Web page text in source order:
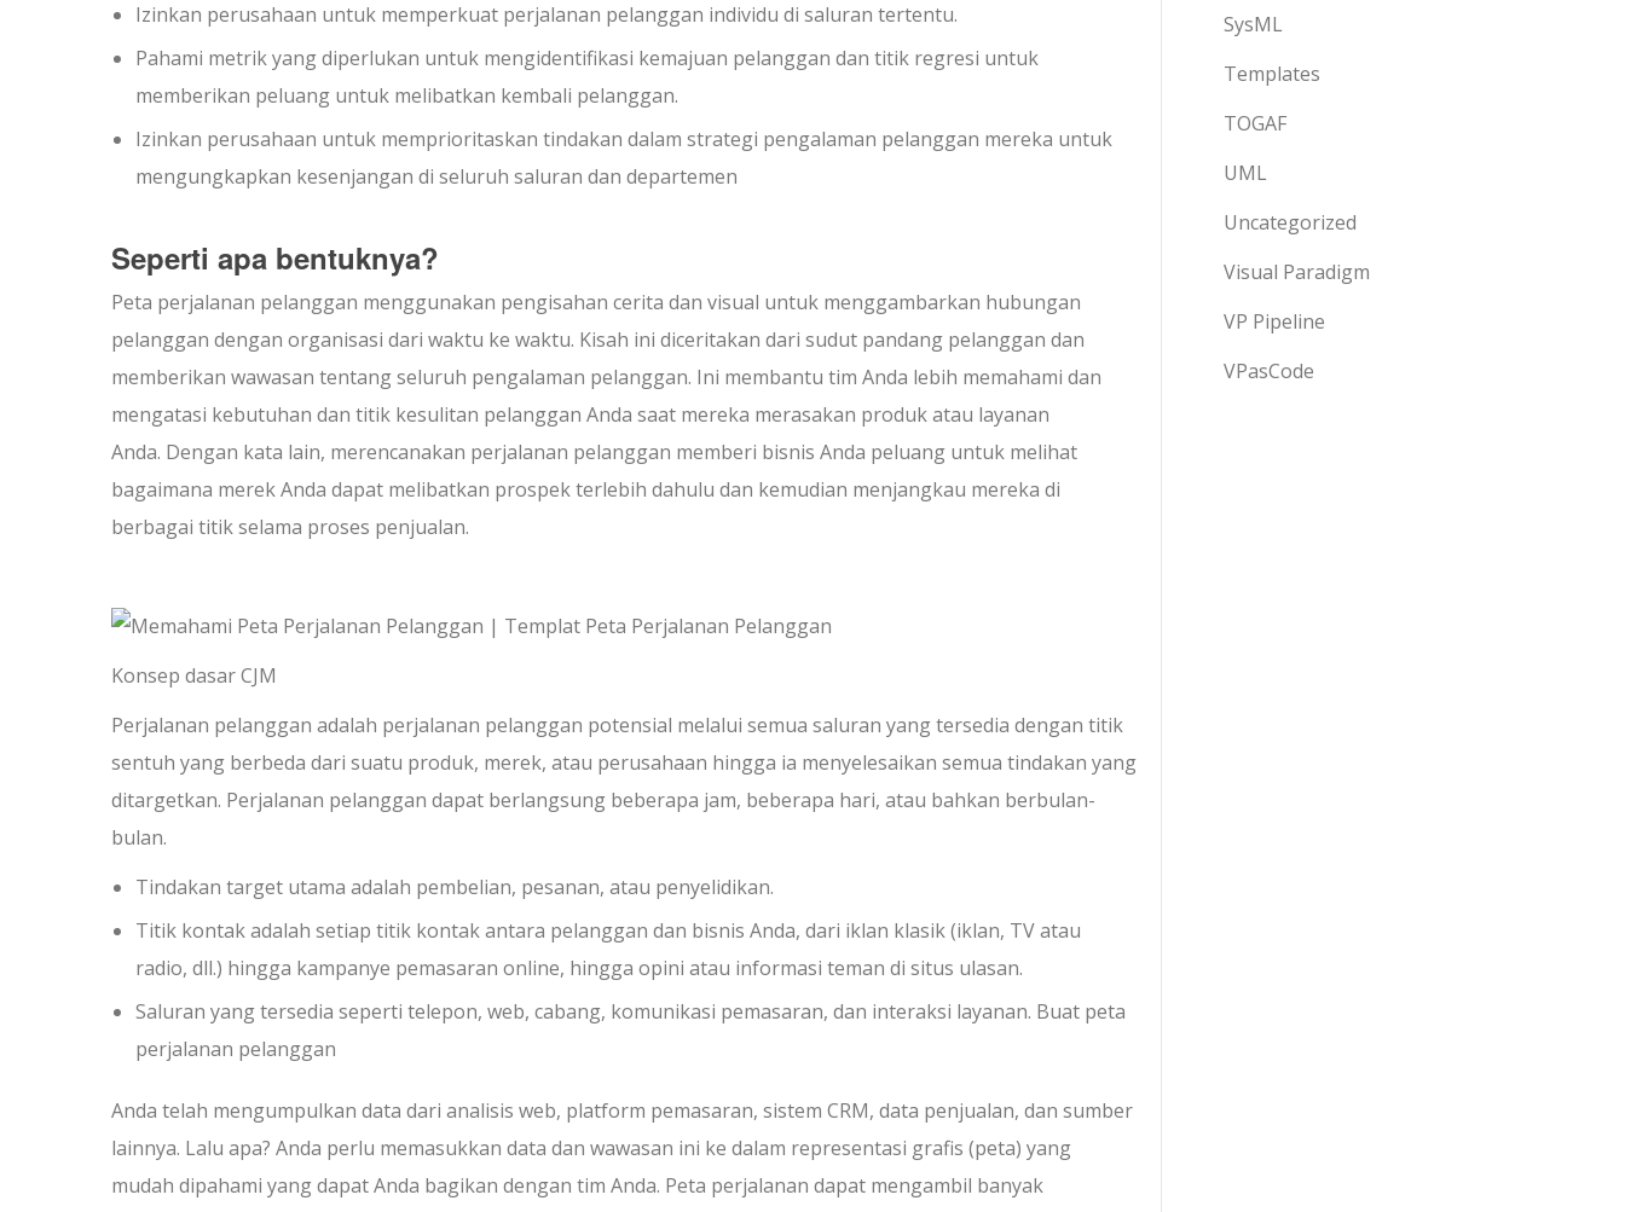
Izinkan perusahaan untuk memperkuat perjalanan pelanggan individu di saluran tertentu.
Pahami metrik yang diperlukan untuk mengidentifikasi kemajuan pelanggan dan titik regresi untuk
memberikan peluang untuk melibatkan kembali pelanggan.
Izinkan perusahaan untuk memprioritaskan tindakan dalam strategi pengalaman pelanggan mereka untuk
mengungkapkan kesenjangan di seluruh saluran dan departemen
Seperti apa bentuknya?
Peta perjalanan pelanggan menggunakan pengisahan cerita dan visual untuk menggambarkan hubungan
pelanggan dengan organisasi dari waktu ke waktu. Kisah ini diceritakan dari sudut pandang pelanggan dan
memberikan wawasan tentang seluruh pengalaman pelanggan. Ini membantu tim Anda lebih memahami dan
mengatasi kebutuhan dan titik kesulitan pelanggan Anda saat mereka merasakan produk atau layanan
Anda. Dengan kata lain, merencanakan perjalanan pelanggan memberi bisnis Anda peluang untuk melihat
bagaimana merek Anda dapat melibatkan prospek terlebih dahulu dan kemudian menjangkau mereka di
berbagai titik selama proses penjualan.
Konsep dasar CJM
Perjalanan pelanggan adalah perjalanan pelanggan potensial melalui semua saluran yang tersedia dengan titik
sentuh yang berbeda dari suatu produk, merek, atau perusahaan hingga ia menyelesaikan semua tindakan yang
ditargetkan. Perjalanan pelanggan dapat berlangsung beberapa jam, beberapa hari, atau bahkan berbulan-
bulan.
Tindakan target utama adalah pembelian, pesanan, atau penyelidikan.
Titik kontak adalah setiap titik kontak antara pelanggan dan bisnis Anda, dari iklan klasik (iklan, TV atau
radio, dll.) hingga kampanye pemasaran online, hingga opini atau informasi teman di situs ulasan.
Saluran yang tersedia seperti telepon, web, cabang, komunikasi pemasaran, dan interaksi layanan. Buat peta
perjalanan pelanggan
Anda telah mengumpulkan data dari analisis web, platform pemasaran, sistem CRM, data penjualan, dan sumber
lainnya. Lalu apa? Anda perlu memasukkan data dan wawasan ini ke dalam representasi grafis (peta) yang
mudah dipahami yang dapat Anda bagikan dengan tim Anda. Peta perjalanan dapat mengambil banyak
SysML
Templates
TOGAF
UML
Uncategorized
Visual Paradigm
VP Pipeline
VPasCode